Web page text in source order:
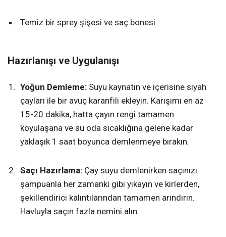
Temiz bir sprey şişesi ve saç bonesi
Hazırlanışı ve Uygulanışı
Yoğun Demleme: Suyu kaynatın ve içerisine siyah
çayları ile bir avuç karanfili ekleyin. Karışımı en az
15-20 dakika, hatta çayın rengi tamamen
koyulaşana ve su oda sıcaklığına gelene kadar
yaklaşık 1 saat boyunca demlenmeye bırakın.
Saçı Hazırlama: Çay suyu demlenirken saçınızı
şampuanla her zamanki gibi yıkayın ve kirlerden,
şekillendirici kalıntılarından tamamen arındırın.
Havluyla saçın fazla nemini alın.